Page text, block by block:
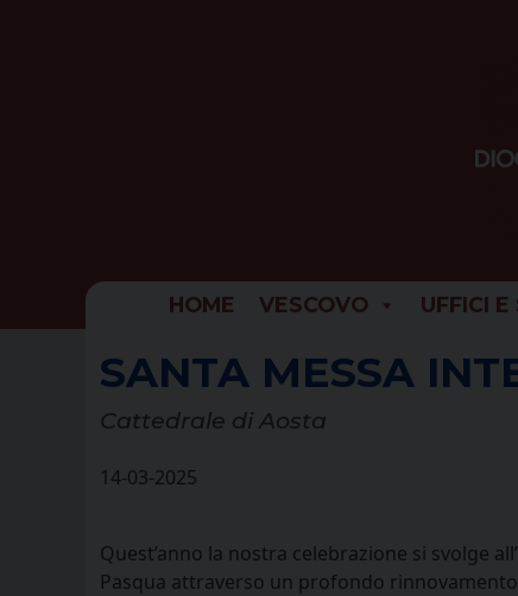
HOME VESCOVO UFFICI E
SANTA MESSA
Cattedrale di Aosta
14-03-2025
Quest’anno la nostra celebrazione si svolge
Pasqua attraverso un profondo